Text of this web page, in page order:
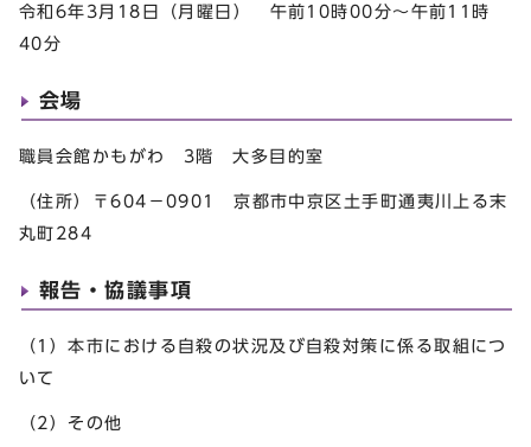
令和6年3月18日（月曜日） 午前10時00分～午前11時
40分
会場
職員会館かもがわ 3階 大多目的室
（住所）〒604－0901 京都市中京区土手町通夷川上る末
丸町284
報告・協議事項
（1）本市における自殺の状況及び自殺対策に係る取組につ
いて
（2）その他